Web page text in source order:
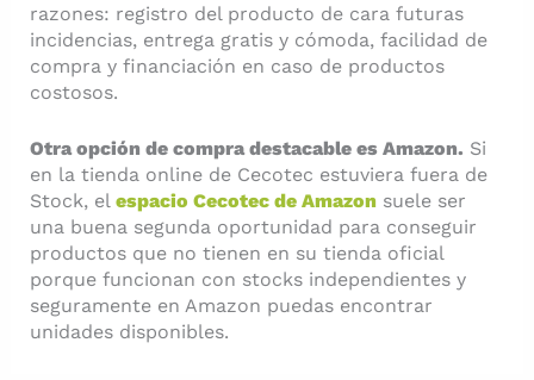
razones: registro del producto de cara futuras
incidencias, entrega gratis y cómoda, facilidad de
compra y financiación en caso de productos
costosos.
Otra opción de compra destacable es Amazon. Si
en la tienda online de Cecotec estuviera fuera de
Stock, el espacio Cecotec de Amazonsuele ser
una buena segunda oportunidad para conseguir
productos que no tienen en su tienda oficial
porque funcionan con stocks independientes y
seguramente en Amazon puedas encontrar
unidades disponibles.